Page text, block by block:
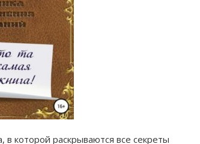
в которой раскрываются все секреты